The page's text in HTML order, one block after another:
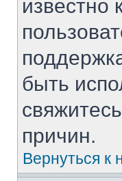
известно
быть
причин.
Вернуться к